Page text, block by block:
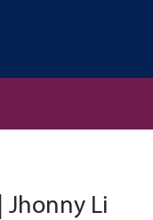
Jhonny Li